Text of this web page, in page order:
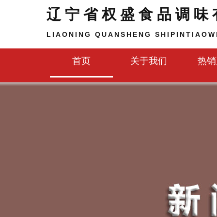
辽宁省权盛食品调味
LIAONING QUANSHENG
首页 关于我们 热